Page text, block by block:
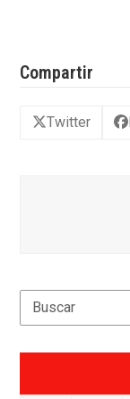
Compartir
Twitter
Search